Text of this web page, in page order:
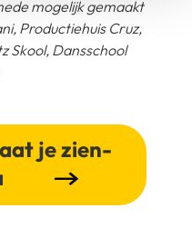
mogelijk gemaakt
Productiehuis Cruz,
Skool, Dansschool
je zien-